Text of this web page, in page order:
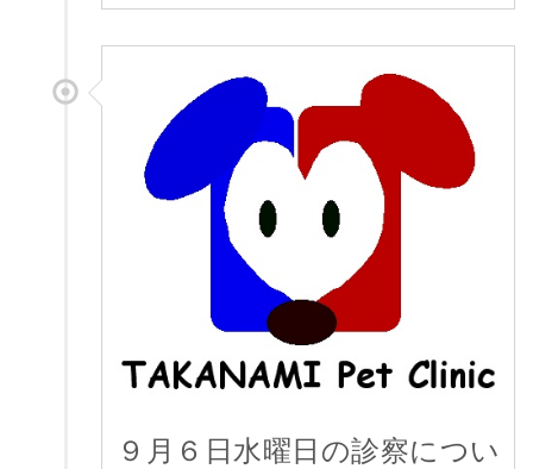
９月６日水曜日の診察につい